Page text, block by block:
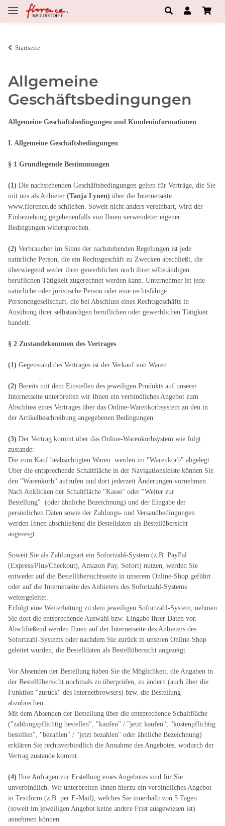
Startseite
Allgemeine
Geschäftsbedingungen
Allgemeine Geschäftsbedingungen und Kundeninformationen
I. Allgemeine Geschäftsbedingungen
§ 1 Grundlegende Bestimmungen
(1) Die nachstehenden Geschäftsbedingungen gelten für Verträge, die Sie
mit uns als Anbieter (Tanja Lynen) über die Internetseite
www.florence.de schließen. Soweit nicht anders vereinbart, wird der
Einbeziehung gegebenenfalls von Ihnen verwendeter eigener
Bedingungen widersprochen.
(2) Verbraucher im Sinne der nachstehenden Regelungen ist jede
natürliche Person, die ein Rechtsgeschäft zu Zwecken abschließt, die
überwiegend weder ihrer gewerblichen noch ihrer selbständigen
beruflichen Tätigkeit zugerechnet werden kann. Unternehmer ist jede
natürliche oder juristische Person oder eine rechtsfähige
Personengesellschaft, die bei Abschluss eines Rechtsgeschäfts in
Ausübung ihrer selbständigen beruflichen oder gewerblichen Tätigkeit
handelt.
§ 2 Zustandekommen des Vertrages
(1) Gegenstand des Vertrages ist der Verkauf von Waren
(2) Bereits mit dem Einstellen des jeweiligen Produkts auf unserer
Internetseite unterbreiten wir Ihnen ein verbindliches Angebot zum
Abschluss eines Vertrages über das Online-Warenkorbsystem zu den in
der Artikelbeschreibung angegebenen Bedingungen.
(3) Der Vertrag kommt über das Online-Warenkorbsystem wie folgt
zustande:
Die zum Kauf beabsichtigten Waren werden im "Warenkorb" abgelegt.
Über die entsprechende Schaltfläche in der Navigationsleiste können Sie
den "Warenkorb" aufrufen und dort jederzeit Änderungen vornehmen.
Nach Anklicken der Schaltfläche "Kasse" oder "Weiter zur
Bestellung" (oder ähnliche Bezeichnung) und der Eingabe der
persönlichen Daten sowie der Zahlungs- und Versandbedingungen
werden Ihnen abschließend die Bestelldaten als Bestellübersicht
angezeigt.
Soweit Sie als Zahlungsart ein Sofortzahl-System (z.B. PayPal
(Express/Plus/Checkout), Amazon Pay, Sofort) nutzen, werden Sie
entweder auf die Bestellübersichtsseite in unserem Online-Shop geführt
oder auf die Internetseite des Anbieters des Sofortzahl-Systems
weitergeleitet.
Erfolgt eine Weiterleitung zu dem jeweiligen Sofortzahl-System, nehmen
Sie dort die entsprechende Auswahl bzw. Eingabe Ihrer Daten vor.
Abschließend werden Ihnen auf der Internetseite des Anbieters des
Sofortzahl-Systems oder nachdem Sie zurück in unseren Online-Shop
geleitet wurden, die Bestelldaten als Bestellübersicht angezeigt.
Vor Absenden der Bestellung haben Sie die Möglichkeit, die Angaben in
der Bestellübersicht nochmals zu überprüfen, zu ändern (auch über die
Funktion "zurück" des Internetbrowsers) bzw. die Bestellung
abzubrechen.
Mit dem Absenden der Bestellung über die entsprechende Schaltfläche
("zahlungspflichtig bestellen", "kaufen" / "jetzt kaufen", "kostenpflichtig
bestellen", "bezahlen" / "jetzt bezahlen" oder ähnliche Bezeichnung)
erklären Sie rechtsverbindlich die Annahme des Angebotes, wodurch der
Vertrag zustande kommt.
(4) Ihre Anfragen zur Erstellung eines Angebotes sind für Sie
unverbindlich. Wir unterbreiten Ihnen hierzu ein verbindliches Angebot
in Textform (z.B. per E-Mail), welches Sie innerhalb von 5 Tagen
(soweit im jeweiligen Angebot keine andere Frist ausgewiesen ist)
annehmen können.